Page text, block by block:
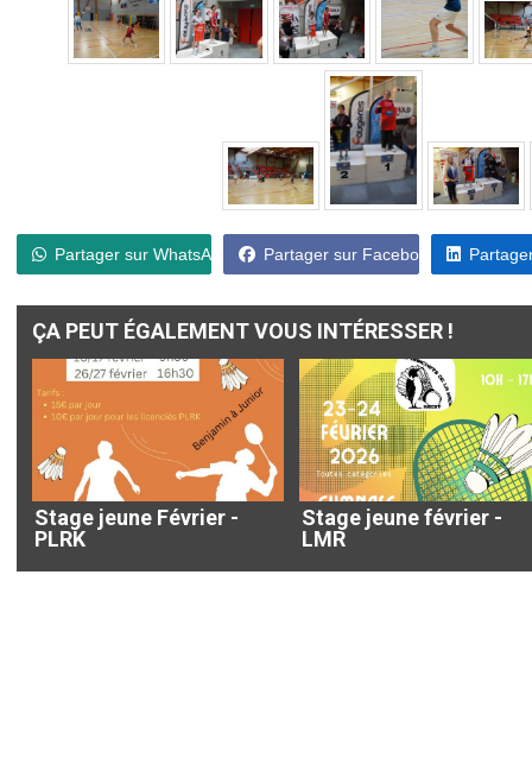
Partager sur WhatsApp Partager sur Facebook
ÇA PEUT ÉGALEMENT VOUS INTÉRESSER !
Stage jeune Février -
PLRK
Stage jeune février -
LMR